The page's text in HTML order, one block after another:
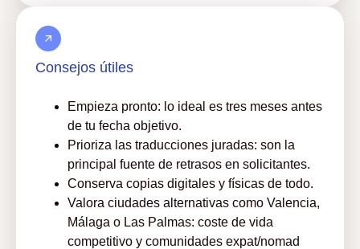
Consejos útiles
Empieza pronto: lo ideal es tres meses antes
de tu fecha objetivo.
Prioriza las traducciones juradas: son la
principal fuente de retrasos en solicitantes.
Conserva copias digitales y físicas de todo.
Valora ciudades alternativas como Valencia,
Málaga o Las Palmas: coste de vida
competitivo y comunidades expat/nomad